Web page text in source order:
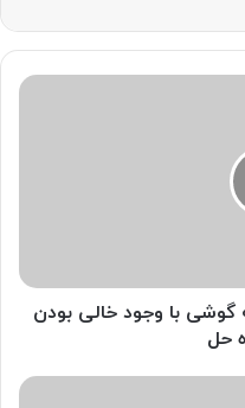
با وجود خالی بودن
حل